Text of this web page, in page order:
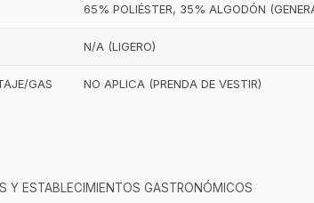
65% POLIÉSTER, 35% ALGODÓN
N/A (LIGERO)
GAS NO APLICA (PRENDA DE VESTIR)
Y ESTABLECIMIENTOS GASTRONÓMICOS